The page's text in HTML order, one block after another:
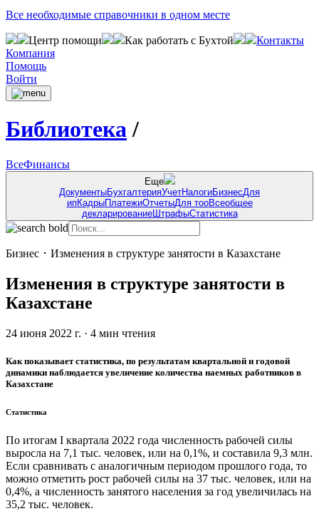
Все необходимые справочники в одном месте
Центр помощи Как работать с Бухтой
Контакты
Компания
Помощь
Войти
Библиотека/
ВсеФинансы
Еще
ДокументыБухгалтерияУчетНалогиБизнесДля
ипКадрыПлатежиОтчетыДля тооВсеобщее
декларированиеШтрафыСтатистика
Бизнес ･ Изменения в структуре занятости в Казахстане
Изменения в структуре занятости в
Казахстане
24 июня 2022 г. · 4 мин чтения
Как показывает статистика, по результатам квартальной и годовой
динамики наблюдается увеличение количества наемных работников в
Казахстане
Статистика
По итогам I квартала 2022 года численность рабочей силы
выросла на 7,1 тыс. человек, или на 0,1%, и составила 9,3 млн.
Если сравнивать с аналогичным периодом прошлого года, то
можно отметить рост рабочей силы на 37 тыс. человек, или на
0,4%, а численность занятого населения за год увеличилась на
35,2 тыс. человек.